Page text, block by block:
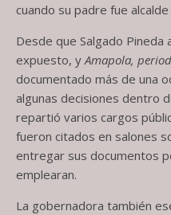
cuando su padre fue
Desde que Salgado Pineda
expuesto, y Amapola,
documentado más de una
algunas decisiones dentro
repartió varios cargos
fueron citados en salones
entregar sus documentos
emplearan.
La gobernadora también